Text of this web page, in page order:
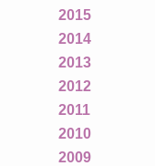
2015
2014
2013
2012
2011
2010
2009